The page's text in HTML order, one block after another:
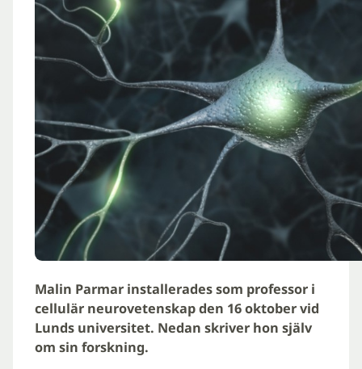
Malin Parmar installerades som professor i
cellulär neurovetenskap den 16 oktober vid
Lunds universitet. Nedan skriver hon själv
om sin forskning.